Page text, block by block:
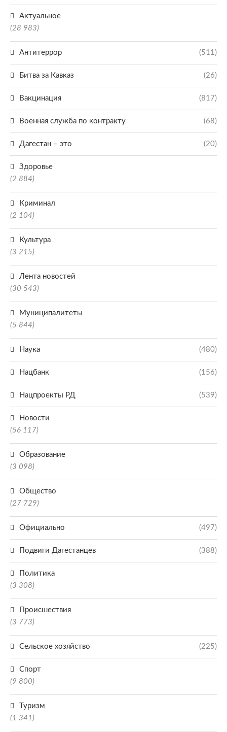
Актуальное
(28 983)
Антитеррор (511)
Битва за Кавказ (26)
Вакцинация (817)
Военная служба по контракту (68)
Дагестан – это (20)
Здоровье
(2 884)
Криминал
(2 104)
Культура
(3 215)
Лента новостей
(30 543)
Муниципалитеты
(5 844)
Наука (480)
Нацбанк (156)
Нацпроекты РД (539)
Новости
(56 117)
Образование
(3 098)
Общество
(27 729)
Официально (497)
Подвиги Дагестанцев (388)
Политика
(3 308)
Происшествия
(3 773)
Сельское хозяйство (225)
Спорт
(9 800)
Туризм
(1 341)